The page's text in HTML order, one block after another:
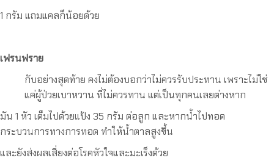
1 กรัม แถมแคลก็น้อยด้วย
เฟรนฟราย
กับอย่างสุดท้าย คงไม่ต้องบอกว่าไม่ควรรับประทาน เพราะไม่ใช่
แค่ผู้ป่วยเบาหวาน ที่ไม่ควรทาน แต่เป็นทุกคนเลยต่างหาก
มัน 1 หัว เต็มไปด้วยแป้ง 35 กรัม ต่อลูก และหากน้ำไปทอด
กระบวนการทางการทอด ทำให้น้ำตาลสูงขึ้น
และยังส่งผลเสี่ยงต่อโรคหัวใจและมะเร็งด้วย